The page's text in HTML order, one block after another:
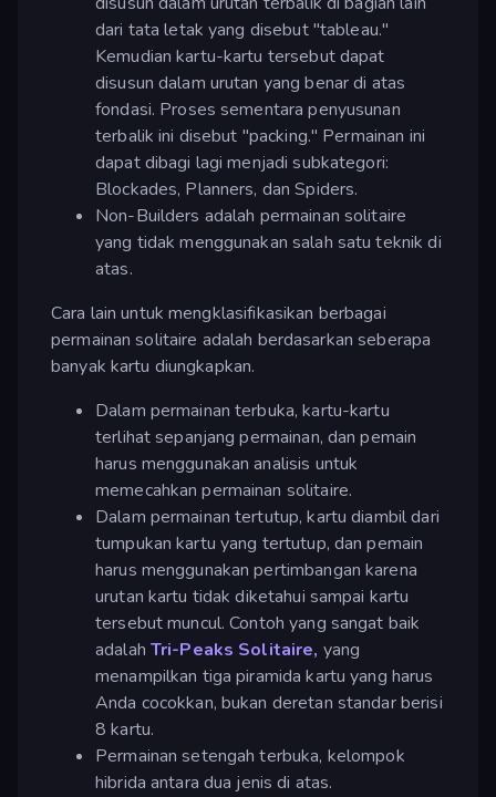
dari tata letak yang disebut "tableau."
Kemudian kartu-kartu tersebut dapat
disusun dalam urutan yang benar di atas
fondasi. Proses sementara penyusunan
terbalik ini disebut "packing." Permainan ini
dapat dibagi lagi menjadi subkategori:
Blockades, Planners, dan Spiders.
Non-Builders adalah permainan solitaire
yang tidak menggunakan salah satu teknik di
atas.
Cara lain untuk mengklasifikasikan berbagai
permainan solitaire adalah berdasarkan seberapa
banyak kartu diungkapkan.
Dalam permainan terbuka, kartu-kartu
terlihat sepanjang permainan, dan pemain
harus menggunakan analisis untuk
memecahkan permainan solitaire.
Dalam permainan tertutup, kartu diambil dari
tumpukan kartu yang tertutup, dan pemain
harus menggunakan pertimbangan karena
urutan kartu tidak diketahui sampai kartu
tersebut muncul. Contoh yang sangat baik
adalah Tri-Peaks Solitaire, yang
menampilkan tiga piramida kartu yang harus
Anda cocokkan, bukan deretan standar berisi
8 kartu.
Permainan setengah terbuka, kelompok
hibrida antara dua jenis di atas.